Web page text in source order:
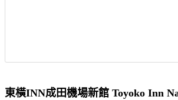
東橫INN成田機場新館 Toyoko Inn